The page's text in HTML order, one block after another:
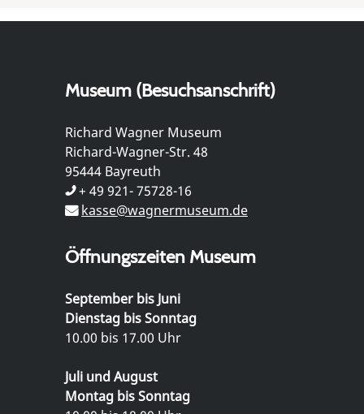
Museum (Besuchsanschrift)
Richard Wagner Museum
Richard-Wagner-Str. 48
95444 Bayreuth
+ 49 921- 75728-16
kasse@wagnermuseum.de
Öffnungszeiten Museum
September bis Juni
Dienstag bis Sonntag
10.00 bis 17.00 Uhr
Juli und August
Montag bis Sonntag